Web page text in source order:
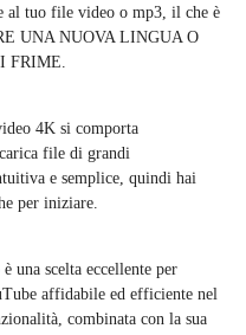
al tuo file video o mp3, il che è
UNA NUOVA LINGUA O
FRIME.
4K si comporta
file di grandi
e semplice, quindi hai
per iniziare.
è una scelta eccellente per
affidabile ed efficiente nel
combinata con la sua